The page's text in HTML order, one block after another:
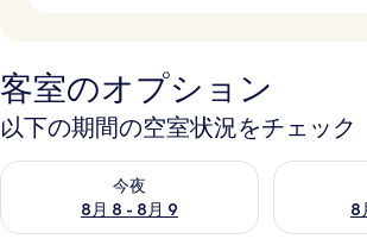
客室のオプション
以下の期間の空室状況をチェック
今夜
8月 8 - 8月 9
今夜 8月 8 - 8月 9 の空室状況をチェック
8
明日 8月